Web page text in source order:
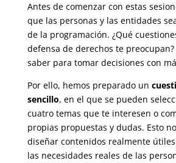
Antes de comenzar con estas
que las personas y las entidades
de la programación. ¿Qué
defensa de derechos te preocupan?
saber para tomar decisiones con
Por ello, hemos preparado un
sencillo, en el que se pueden
cuatro temas que te interesen o
propias propuestas y dudas. Esto
diseñar contenidos realmente
las necesidades reales de las